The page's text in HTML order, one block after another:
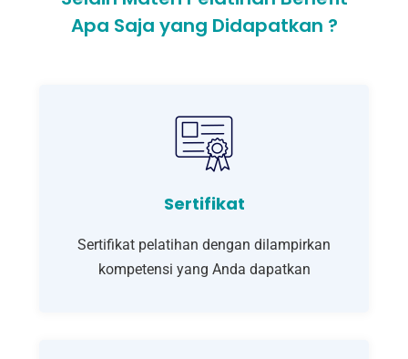
Apa Saja yang Didapatkan ?
Sertifikat
Sertifikat pelatihan dengan dilampirkan
kompetensi yang Anda dapatkan